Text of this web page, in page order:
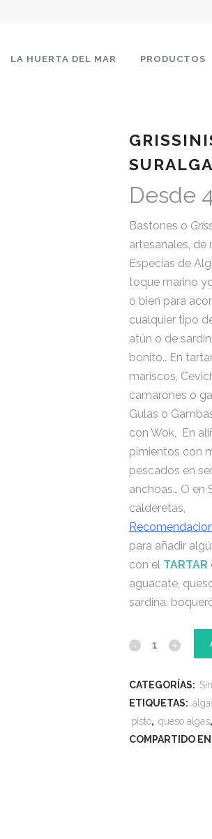
LA HUERTA DEL MAR PRODUCTOS
Desde
Bastones o
artesanales, de
Especias de
toque marino
o bien para
cualquier tipo
atún o de
bonito.. En
mariscos,
camarones o
Gulas o
con Wok, En
pimientos con
pescados en
anchoas… O en
calderetas,
para añadir
con el TARTAR
aguacate,
sardina,
CATEGORÍAS:
ETIQUETAS:
pisto, queso algas,
COMPARTIDO